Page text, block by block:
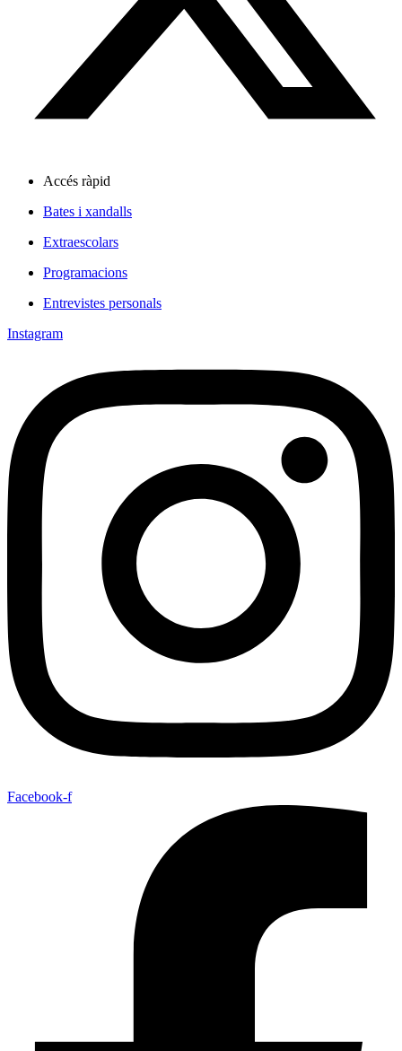
Accés ràpid
Bates i xandalls
Extraescolars
Programacions
Entrevistes personals
Instagram
Facebook-f